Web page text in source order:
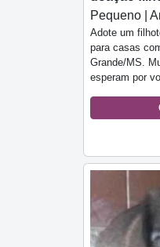
Pequeno |
Adote um
para casas
Grande/MS.
esperam por